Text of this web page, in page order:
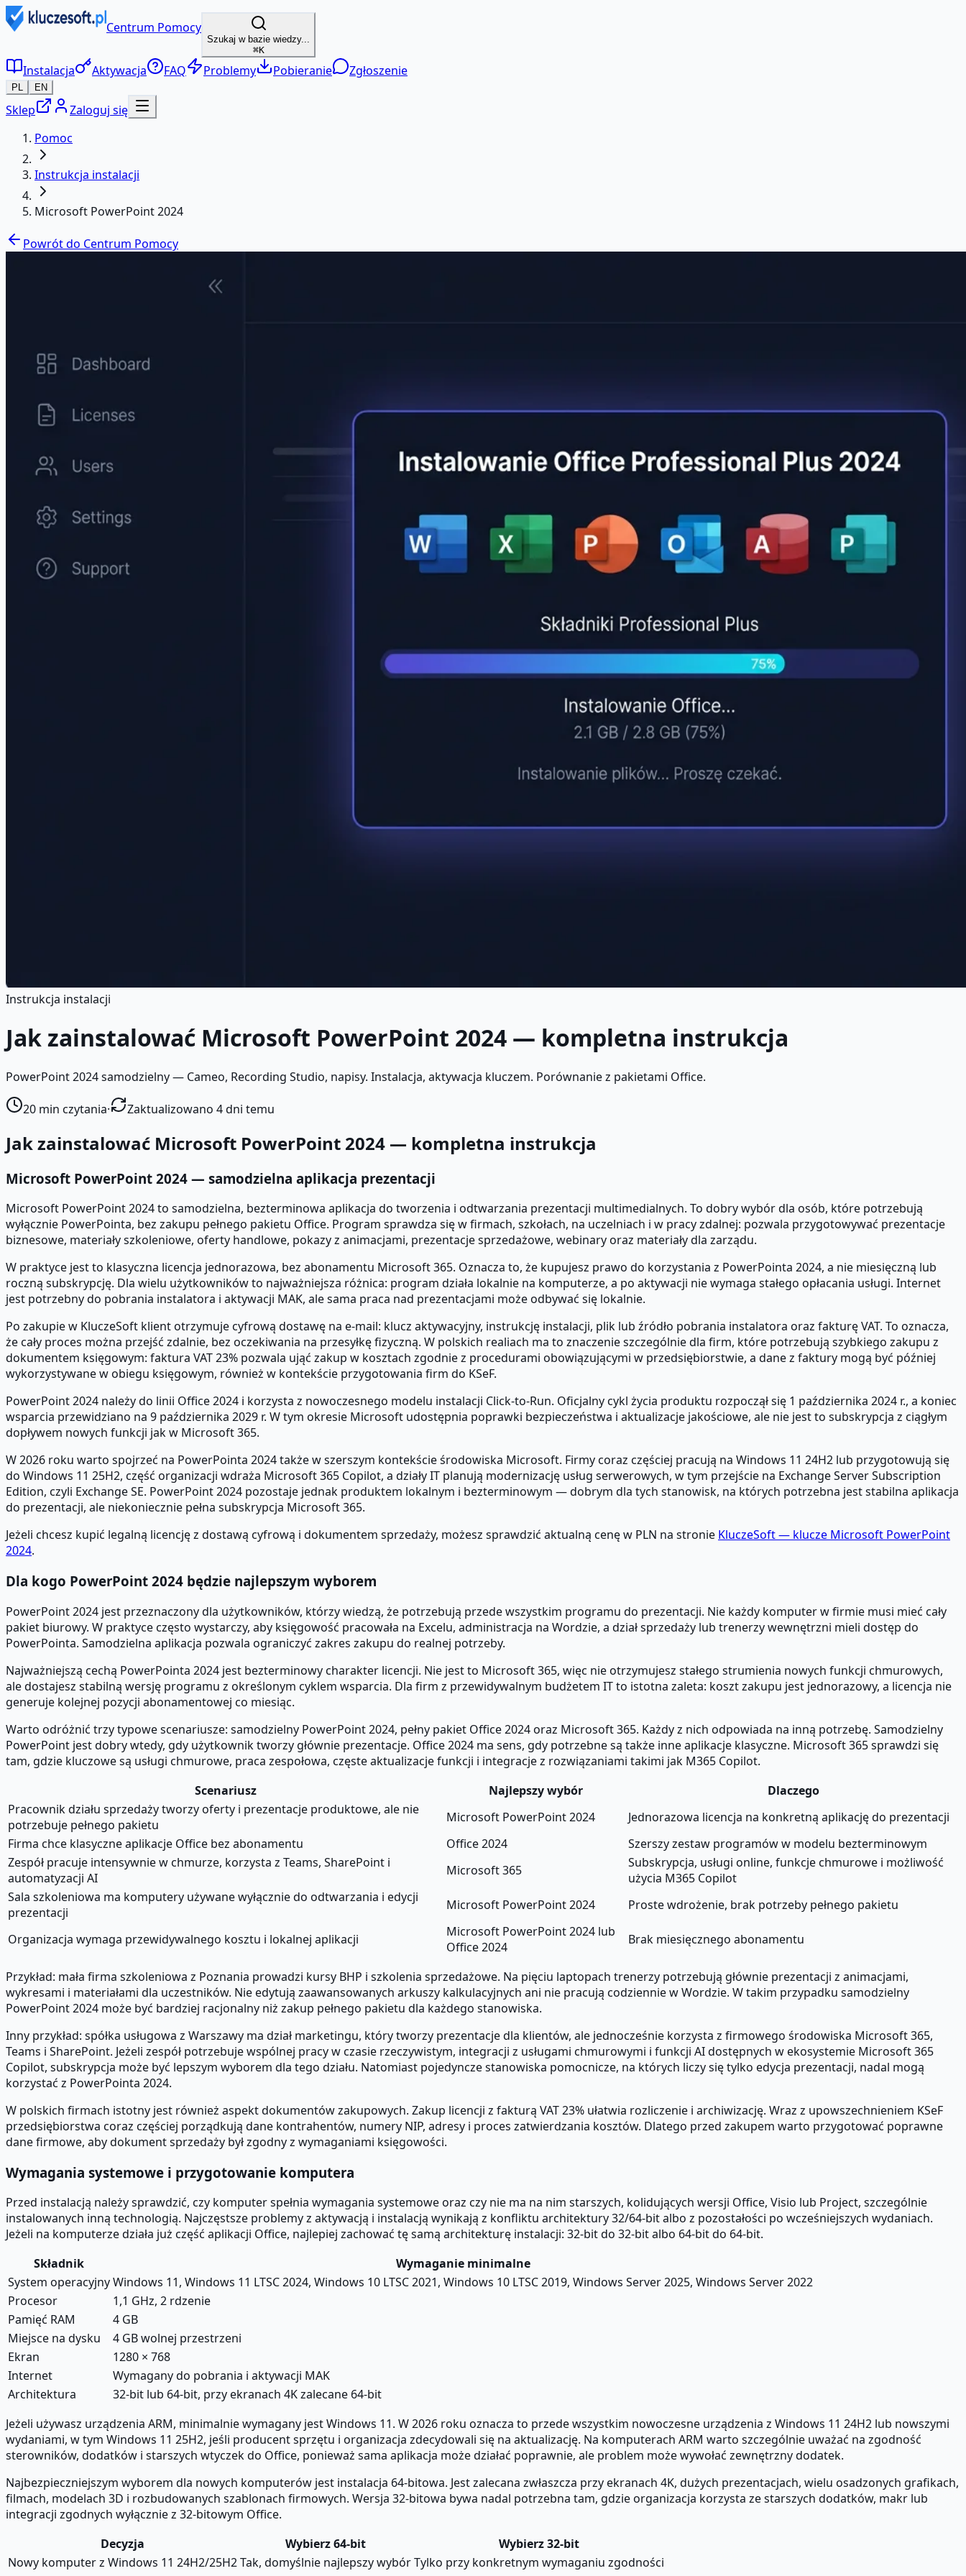
Centrum Pomocy
Szukaj w bazie wiedzy...
⌘K
Instalacja Aktywacja FAQ Problemy Pobieranie Zgłoszenie
PL EN
Sklep
Zaloguj się
Pomoc
Instrukcja instalacji
Microsoft PowerPoint 2024
Powrót do Centrum Pomocy
Instrukcja instalacji
Jak zainstalować Microsoft PowerPoint 2024 — kompletna instrukcja
PowerPoint 2024 samodzielny — Cameo, Recording Studio, napisy. Instalacja, aktywacja kluczem. Porównanie z pakietami Office.
20 min czytania· Zaktualizowano 4 dni temu
Jak zainstalować Microsoft PowerPoint 2024 — kompletna instrukcja
Microsoft PowerPoint 2024 — samodzielna aplikacja prezentacji
Microsoft PowerPoint 2024 to samodzielna, bezterminowa aplikacja do tworzenia i odtwarzania prezentacji multimedialnych. To dobry wybór dla osób, które potrzebują
wyłącznie PowerPointa, bez zakupu pełnego pakietu Office. Program sprawdza się w firmach, szkołach, na uczelniach i w pracy zdalnej: pozwala przygotowywać prezentacje
biznesowe, materiały szkoleniowe, oferty handlowe, pokazy z animacjami, prezentacje sprzedażowe, webinary oraz materiały dla zarządu.
W praktyce jest to klasyczna licencja jednorazowa, bez abonamentu Microsoft 365. Oznacza to, że kupujesz prawo do korzystania z PowerPointa 2024, a nie miesięczną lub
roczną subskrypcję. Dla wielu użytkowników to najważniejsza różnica: program działa lokalnie na komputerze, a po aktywacji nie wymaga stałego opłacania usługi. Internet
jest potrzebny do pobrania instalatora i aktywacji MAK, ale sama praca nad prezentacjami może odbywać się lokalnie.
Po zakupie w KluczeSoft klient otrzymuje cyfrową dostawę na e-mail: klucz aktywacyjny, instrukcję instalacji, plik lub źródło pobrania instalatora oraz fakturę VAT. To oznacza,
że cały proces można przejść zdalnie, bez oczekiwania na przesyłkę fizyczną. W polskich realiach ma to znaczenie szczególnie dla firm, które potrzebują szybkiego zakupu z
dokumentem księgowym: faktura VAT 23% pozwala ująć zakup w kosztach zgodnie z procedurami obowiązującymi w przedsiębiorstwie, a dane z faktury mogą być później
wykorzystywane w obiegu księgowym, również w kontekście przygotowania firm do KSeF.
PowerPoint 2024 należy do linii Office 2024 i korzysta z nowoczesnego modelu instalacji Click-to-Run. Oficjalny cykl życia produktu rozpoczął się 1 października 2024 r., a koniec
wsparcia przewidziano na 9 października 2029 r. W tym okresie Microsoft udostępnia poprawki bezpieczeństwa i aktualizacje jakościowe, ale nie jest to subskrypcja z ciągłym
dopływem nowych funkcji jak w Microsoft 365.
W 2026 roku warto spojrzeć na PowerPointa 2024 także w szerszym kontekście środowiska Microsoft. Firmy coraz częściej pracują na Windows 11 24H2 lub przygotowują się
do Windows 11 25H2, część organizacji wdraża Microsoft 365 Copilot, a działy IT planują modernizację usług serwerowych, w tym przejście na Exchange Server Subscription
Edition, czyli Exchange SE. PowerPoint 2024 pozostaje jednak produktem lokalnym i bezterminowym — dobrym dla tych stanowisk, na których potrzebna jest stabilna aplikacja
do prezentacji, ale niekoniecznie pełna subskrypcja Microsoft 365.
Jeżeli chcesz kupić legalną licencję z dostawą cyfrową i dokumentem sprzedaży, możesz sprawdzić aktualną cenę w PLN na stronie KluczeSoft — klucze Microsoft PowerPoint
2024.
Dla kogo PowerPoint 2024 będzie najlepszym wyborem
PowerPoint 2024 jest przeznaczony dla użytkowników, którzy wiedzą, że potrzebują przede wszystkim programu do prezentacji. Nie każdy komputer w firmie musi mieć cały
pakiet biurowy. W praktyce często wystarczy, aby księgowość pracowała na Excelu, administracja na Wordzie, a dział sprzedaży lub trenerzy wewnętrzni mieli dostęp do
PowerPointa. Samodzielna aplikacja pozwala ograniczyć zakres zakupu do realnej potrzeby.
Najważniejszą cechą PowerPointa 2024 jest bezterminowy charakter licencji. Nie jest to Microsoft 365, więc nie otrzymujesz stałego strumienia nowych funkcji chmurowych,
ale dostajesz stabilną wersję programu z określonym cyklem wsparcia. Dla firm z przewidywalnym budżetem IT to istotna zaleta: koszt zakupu jest jednorazowy, a licencja nie
generuje kolejnej pozycji abonamentowej co miesiąc.
Warto odróżnić trzy typowe scenariusze: samodzielny PowerPoint 2024, pełny pakiet Office 2024 oraz Microsoft 365. Każdy z nich odpowiada na inną potrzebę. Samodzielny
PowerPoint jest dobry wtedy, gdy użytkownik tworzy głównie prezentacje. Office 2024 ma sens, gdy potrzebne są także inne aplikacje klasyczne. Microsoft 365 sprawdzi się
tam, gdzie kluczowe są usługi chmurowe, praca zespołowa, częste aktualizacje funkcji i integracje z rozwiązaniami takimi jak M365 Copilot.
Scenariusz
Najlepszy wybór
Dlaczego
Pracownik działu sprzedaży tworzy oferty i prezentacje produktowe, ale nie
potrzebuje pełnego pakietu
Microsoft PowerPoint 2024
Jednorazowa licencja na konkretną aplikację do prezentacji
Firma chce klasyczne aplikacje Office bez abonamentu
Office 2024
Szerszy zestaw programów w modelu bezterminowym
Zespół pracuje intensywnie w chmurze, korzysta z Teams, SharePoint i
automatyzacji AI
Microsoft 365
Subskrypcja, usługi online, funkcje chmurowe i możliwość
użycia M365 Copilot
Sala szkoleniowa ma komputery używane wyłącznie do odtwarzania i edycji
prezentacji
Microsoft PowerPoint 2024 Proste wdrożenie, brak potrzeby pełnego pakietu
Organizacja wymaga przewidywalnego kosztu i lokalnej aplikacji
Microsoft PowerPoint 2024 lub
Office 2024
Brak miesięcznego abonamentu
Przykład: mała firma szkoleniowa z Poznania prowadzi kursy BHP i szkolenia sprzedażowe. Na pięciu laptopach trenerzy potrzebują głównie prezentacji z animacjami,
wykresami i materiałami dla uczestników. Nie edytują zaawansowanych arkuszy kalkulacyjnych ani nie pracują codziennie w Wordzie. W takim przypadku samodzielny
PowerPoint 2024 może być bardziej racjonalny niż zakup pełnego pakietu dla każdego stanowiska.
Inny przykład: spółka usługowa z Warszawy ma dział marketingu, który tworzy prezentacje dla klientów, ale jednocześnie korzysta z firmowego środowiska Microsoft 365,
Teams i SharePoint. Jeżeli zespół potrzebuje wspólnej pracy w czasie rzeczywistym, integracji z usługami chmurowymi i funkcji AI dostępnych w ekosystemie Microsoft 365
Copilot, subskrypcja może być lepszym wyborem dla tego działu. Natomiast pojedyncze stanowiska pomocnicze, na których liczy się tylko edycja prezentacji, nadal mogą
korzystać z PowerPointa 2024.
W polskich firmach istotny jest również aspekt dokumentów zakupowych. Zakup licencji z fakturą VAT 23% ułatwia rozliczenie i archiwizację. Wraz z upowszechnieniem KSeF
przedsiębiorstwa coraz częściej porządkują dane kontrahentów, numery NIP, adresy i proces zatwierdzania kosztów. Dlatego przed zakupem warto przygotować poprawne
dane firmowe, aby dokument sprzedaży był zgodny z wymaganiami księgowości.
Wymagania systemowe i przygotowanie komputera
Przed instalacją należy sprawdzić, czy komputer spełnia wymagania systemowe oraz czy nie ma na nim starszych, kolidujących wersji Office, Visio lub Project, szczególnie
instalowanych inną technologią. Najczęstsze problemy z aktywacją i instalacją wynikają z konfliktu architektury 32/64-bit albo z pozostałości po wcześniejszych wydaniach.
Jeżeli na komputerze działa już część aplikacji Office, najlepiej zachować tę samą architekturę instalacji: 32-bit do 32-bit albo 64-bit do 64-bit.
Składnik
Wymaganie minimalne
System operacyjnyWindows 11, Windows 11 LTSC 2024, Windows 10 LTSC 2021, Windows 10 LTSC 2019, Windows Server 2025, Windows Server 2022
Procesor
1,1 GHz, 2 rdzenie
Pamięć RAM
4 GB
Miejsce na dysku
4 GB wolnej przestrzeni
Ekran
1280 × 768
Internet
Wymagany do pobrania i aktywacji MAK
Architektura
32-bit lub 64-bit, przy ekranach 4K zalecane 64-bit
Jeżeli używasz urządzenia ARM, minimalnie wymagany jest Windows 11. W 2026 roku oznacza to przede wszystkim nowoczesne urządzenia z Windows 11 24H2 lub nowszymi
wydaniami, w tym Windows 11 25H2, jeśli producent sprzętu i organizacja zdecydowali się na aktualizację. Na komputerach ARM warto szczególnie uważać na zgodność
sterowników, dodatków i starszych wtyczek do Office, ponieważ sama aplikacja może działać poprawnie, ale problem może wywołać zewnętrzny dodatek.
Najbezpieczniejszym wyborem dla nowych komputerów jest instalacja 64-bitowa. Jest zalecana zwłaszcza przy ekranach 4K, dużych prezentacjach, wielu osadzonych grafikach,
filmach, modelach 3D i rozbudowanych szablonach firmowych. Wersja 32-bitowa bywa nadal potrzebna tam, gdzie organizacja korzysta ze starszych dodatków, makr lub
integracji zgodnych wyłącznie z 32-bitowym Office.
Decyzja
Wybierz 64-bit
Wybierz 32-bit
Nowy komputer z Windows 11 24H2/25H2Tak, domyślnie najlepszy wybórTylko przy konkretnym wymaganiu zgodności